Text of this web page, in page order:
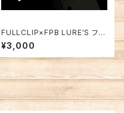
FULLCLIP×FPB LURE'S フロ
ーティングバーパッド ヒョウ柄
¥3,000